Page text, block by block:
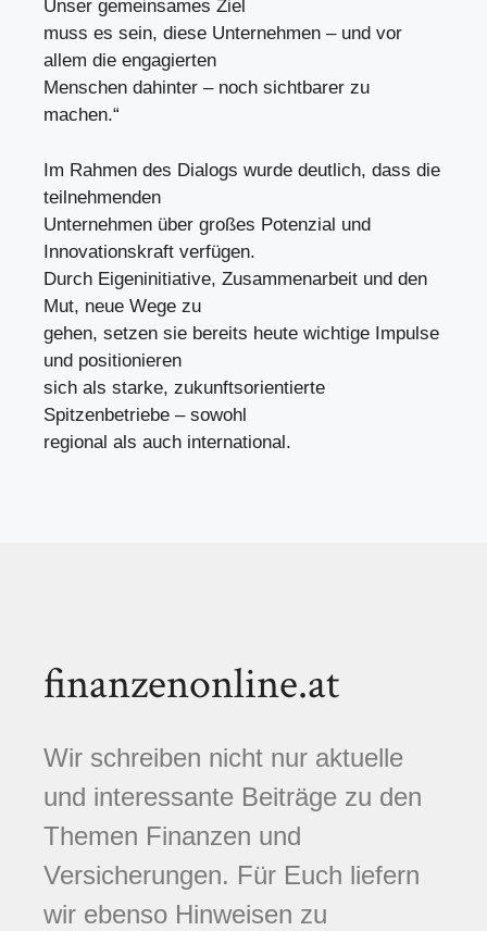
Unser gemeinsames Ziel
muss es sein, diese Unternehmen – und vor
allem die engagierten
Menschen dahinter – noch sichtbarer zu
machen.“
Im Rahmen des Dialogs wurde deutlich, dass die
teilnehmenden
Unternehmen über großes Potenzial und
Innovationskraft verfügen.
Durch Eigeninitiative, Zusammenarbeit und den
Mut, neue Wege zu
gehen, setzen sie bereits heute wichtige Impulse
und positionieren
sich als starke, zukunftsorientierte
Spitzenbetriebe – sowohl
regional als auch international.
finanzenonline.at
Wir schreiben nicht nur aktuelle
und interessante Beiträge zu den
Themen Finanzen und
Versicherungen. Für Euch liefern
wir ebenso Hinweisen zu